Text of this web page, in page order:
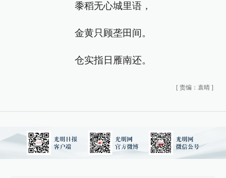
黍稻无心城里语，
金黄只顾垄田间。
仓实指日雁南还。
[ 责编：袁晴 ]